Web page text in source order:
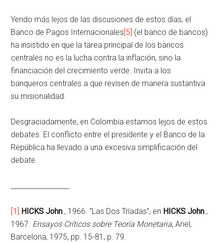
Yendo más lejos de las discusiones de estos días, el
Banco de Pagos Internacionales[5] (el banco de bancos)
ha insistido en que la tarea principal de los bancos
centrales no es la lucha contra la inflación, sino la
financiación del crecimiento verde. Invita a los
banqueros centrales a que revisen de manera sustantiva
su misionalidad.
Desgraciadamente, en Colombia estamos lejos de estos
debates. El conflicto entre el presidente y el Banco de la
República ha llevado a una excesiva simplificación del
debate.
[1] HICKS John ., 1966. “Las Dos Tríadas”, en HICKS John .,
1967. Ensayos Críticos sobre Teoría Monetaria, Ariel,
Barcelona, 1975, pp. 15-81, p. 79.